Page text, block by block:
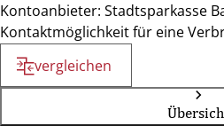
Kontoanbieter: Stadtsparkasse
Kontaktmöglichkeit für eine
vergleichen